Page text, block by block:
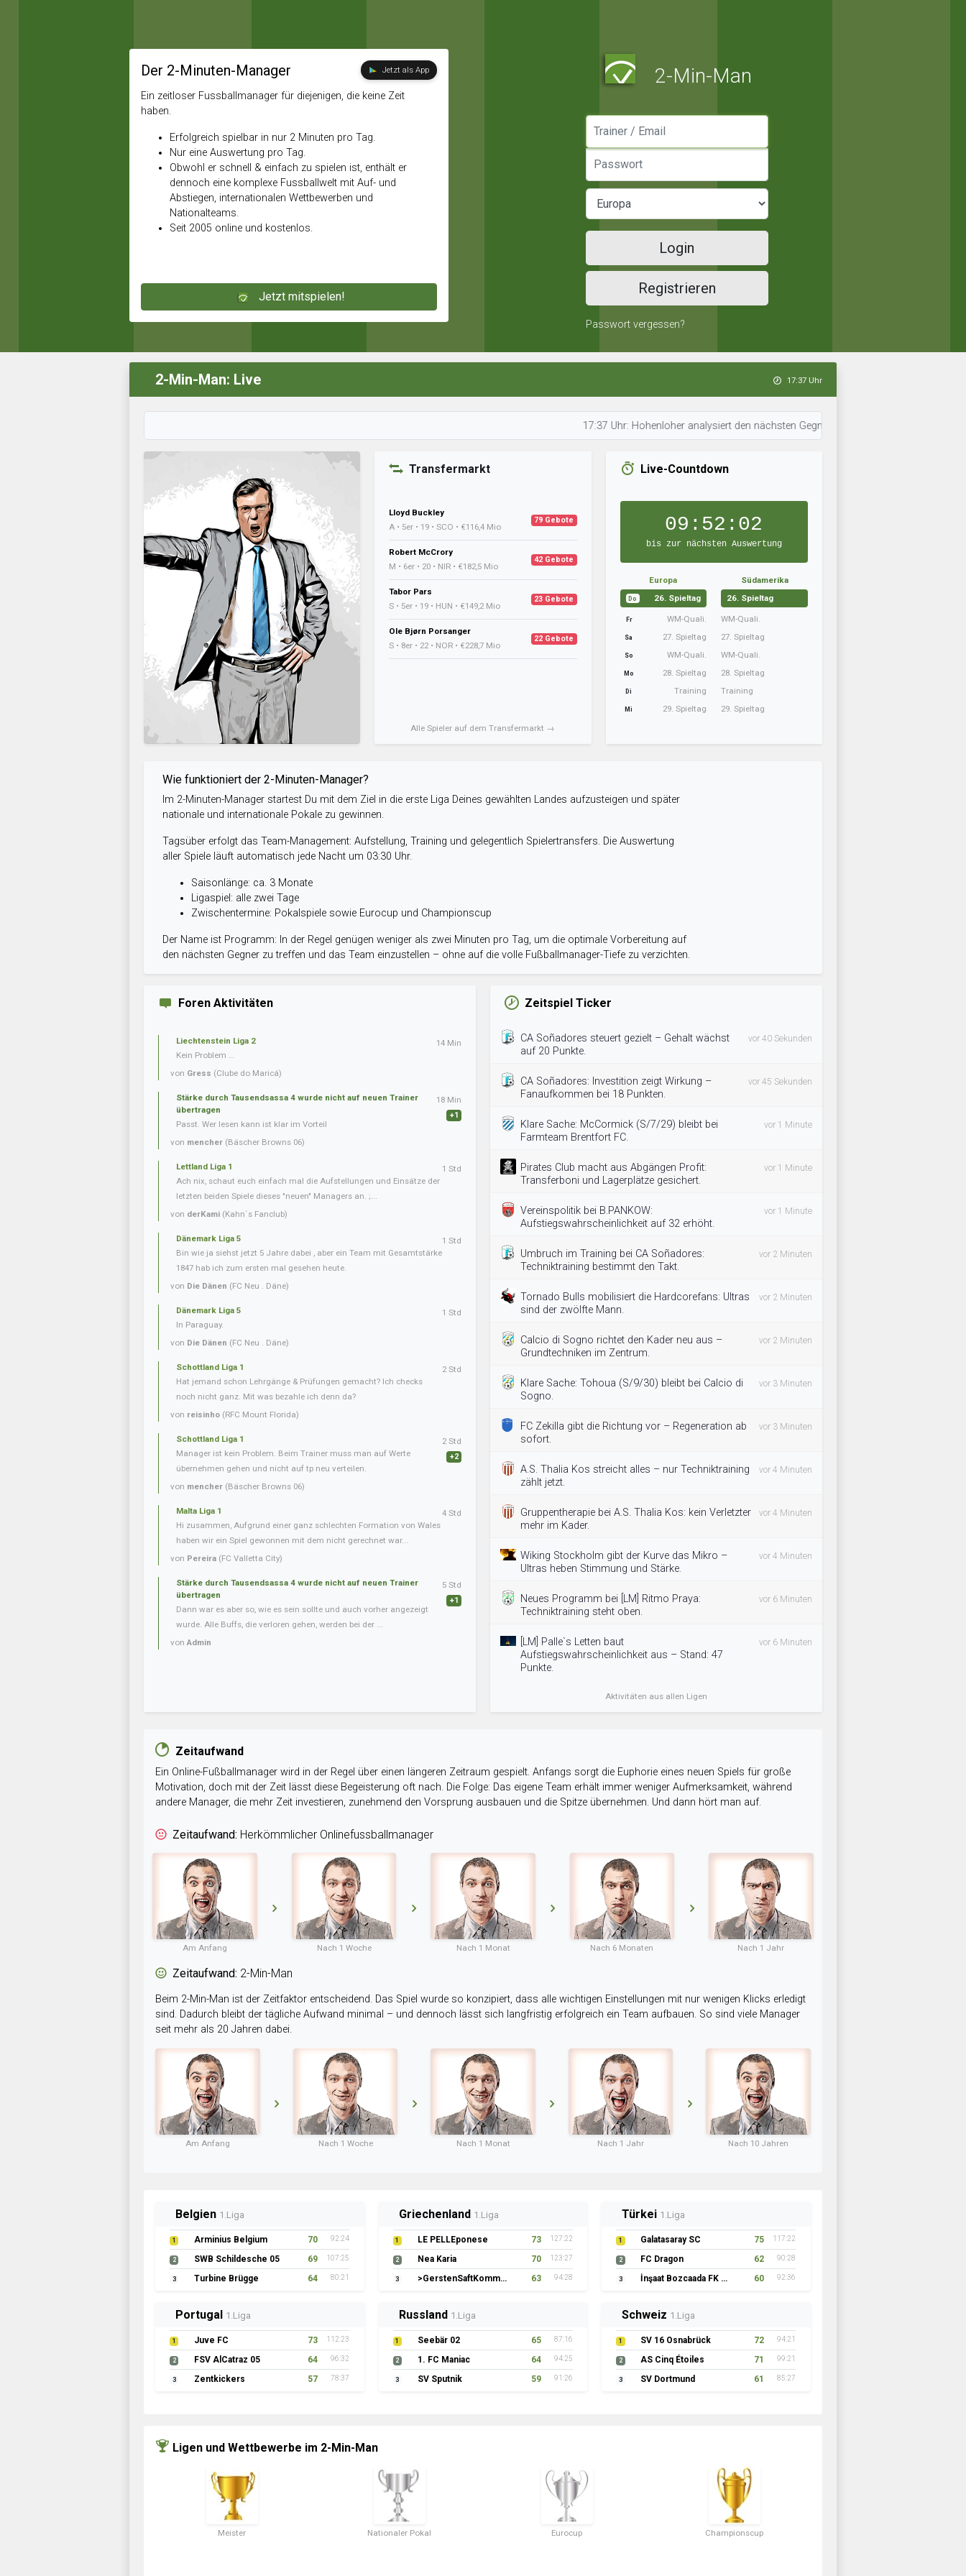
Der 2-Minuten-Manager Jetzt als App
Ein zeitloser Fussballmanager für diejenigen, die keine Zeit
haben.
Erfolgreich spielbar in nur 2 Minuten pro Tag.
Nur eine Auswertung pro Tag.
Obwohl er schnell & einfach zu spielen ist, enthält er
dennoch eine komplexe Fussballwelt mit Auf- und
Abstiegen, internationalen Wettbewerben und
Nationalteams.
Seit 2005 online und kostenlos.
Jetzt mitspielen!
2-Min-Man
Login
Registrieren
Passwort vergessen?
2-Min-Man: Live 17:37 Uhr
17:37 Uhr: Hohenloher analysiert den nächsten Gegner. • 17:37 Uhr: stuttgart ist in
Transfermarkt
Lloyd Buckley
A • 5er • 19 • SCO • €116,4 Mio
79 Gebote
Robert McCrory
M • 6er • 20 • NIR • €182,5 Mio
42 Gebote
Tabor Pars
S • 5er • 19 • HUN • €149,2 Mio
23 Gebote
Ole Bjørn Porsanger
S • 8er • 22 • NOR • €228,7 Mio
22 Gebote
Alle Spieler auf dem Transfermarkt →
Live-Countdown
09:52:01
bis zur nächsten Auswertung
Europa
Do 26. Spieltag
Fr WM-Quali.
Sa 27. Spieltag
So WM-Quali.
Mo 28. Spieltag
Di Training
Mi 29. Spieltag
Südamerika
26. Spieltag
WM-Quali.
27. Spieltag
WM-Quali.
28. Spieltag
Training
29. Spieltag
Wie funktioniert der 2-Minuten-Manager?
Im 2-Minuten-Manager startest Du mit dem Ziel in die erste Liga Deines gewählten Landes aufzusteigen und später
nationale und internationale Pokale zu gewinnen.
Tagsüber erfolgt das Team-Management: Aufstellung, Training und gelegentlich Spielertransfers. Die Auswertung
aller Spiele läuft automatisch jede Nacht um 03:30 Uhr.
Saisonlänge: ca. 3 Monate
Ligaspiel: alle zwei Tage
Zwischentermine: Pokalspiele sowie Eurocup und Championscup
Der Name ist Programm: In der Regel genügen weniger als zwei Minuten pro Tag, um die optimale Vorbereitung auf
den nächsten Gegner zu treffen und das Team einzustellen – ohne auf die volle Fußballmanager-Tiefe zu verzichten.
Foren Aktivitäten
Liechtenstein Liga 2
Kein Problem …
von Gress (Clube do Maricá)
14 Min
Stärke durch Tausendsassa 4 wurde nicht auf neuen Trainer
übertragen
Passt. Wer lesen kann ist klar im Vorteil
von mencher (Bäscher Browns 06)
18 Min
+1
Lettland Liga 1
Ach nix, schaut euch einfach mal die Aufstellungen und Einsätze der
letzten beiden Spiele dieses "neuen" Managers an. ;...
von derKami (Kahn´s Fanclub)
1 Std
Dänemark Liga 5
Bin wie ja siehst jetzt 5 Jahre dabei , aber ein Team mit Gesamtstärke
1847 hab ich zum ersten mal gesehen heute.
von Die Dänen (FC Neu . Däne)
1 Std
Dänemark Liga 5
In Paraguay.
von Die Dänen (FC Neu . Däne)
1 Std
Schottland Liga 1
Hat jemand schon Lehrgänge & Prüfungen gemacht? Ich checks
noch nicht ganz. Mit was bezahle ich denn da?
von reisinho (RFC Mount Florida)
2 Std
Schottland Liga 1
Manager ist kein Problem. Beim Trainer muss man auf Werte
übernehmen gehen und nicht auf tp neu verteilen.
von mencher (Bäscher Browns 06)
2 Std
+2
Malta Liga 1
Hi zusammen, Aufgrund einer ganz schlechten Formation von Wales
haben wir ein Spiel gewonnen mit dem nicht gerechnet war...
von Pereira (FC Valletta City)
4 Std
Stärke durch Tausendsassa 4 wurde nicht auf neuen Trainer
übertragen
Dann war es aber so, wie es sein sollte und auch vorher angezeigt
wurde. Alle Buffs, die verloren gehen, werden bei der ...
vonAdmin
5 Std
+1
Zeitspiel Ticker
CA Soñadores steuert gezielt – Gehalt wächst
auf 20 Punkte.
vor 40 Sekunden
CA Soñadores: Investition zeigt Wirkung –
Fanaufkommen bei 18 Punkten.
vor 45 Sekunden
Klare Sache: McCormick (S/7/29) bleibt bei
Farmteam Brentfort FC.
vor 1 Minute
Pirates Club macht aus Abgängen Profit:
Transferboni und Lagerplätze gesichert.
vor 1 Minute
Vereinspolitik bei B.PANKOW:
Aufstiegswahrscheinlichkeit auf 32 erhöht.
vor 1 Minute
Umbruch im Training bei CA Soñadores:
Techniktraining bestimmt den Takt.
vor 2 Minuten
Tornado Bulls mobilisiert die Hardcorefans: Ultras
sind der zwölfte Mann.
vor 2 Minuten
Calcio di Sogno richtet den Kader neu aus –
Grundtechniken im Zentrum.
vor 2 Minuten
Klare Sache: Tohoua (S/9/30) bleibt bei Calcio di
Sogno.
vor 3 Minuten
FC Zekilla gibt die Richtung vor – Regeneration ab
sofort.
vor 3 Minuten
A.S. Thalia Kos streicht alles – nur Techniktraining
zählt jetzt.
vor 4 Minuten
Gruppentherapie bei A.S. Thalia Kos: kein Verletzter
mehr im Kader.
vor 4 Minuten
Wiking Stockholm gibt der Kurve das Mikro –
Ultras heben Stimmung und Stärke.
vor 4 Minuten
Neues Programm bei [LM] Ritmo Praya:
Techniktraining steht oben.
vor 6 Minuten
[LM] Palle`s Letten baut
Aufstiegswahrscheinlichkeit aus – Stand: 47
Punkte.
vor 6 Minuten
Aktivitäten aus allen Ligen
Zeitaufwand
Ein Online-Fußballmanager wird in der Regel über einen längeren Zeitraum gespielt. Anfangs sorgt die Euphorie eines neuen Spiels für große
Motivation, doch mit der Zeit lässt diese Begeisterung oft nach. Die Folge: Das eigene Team erhält immer weniger Aufmerksamkeit, während
andere Manager, die mehr Zeit investieren, zunehmend den Vorsprung ausbauen und die Spitze übernehmen. Und dann hört man auf.
Zeitaufwand: Herkömmlicher Onlinefussballmanager
Am Anfang Nach 1 Woche Nach 1 Monat Nach 6 Monaten Nach 1 Jahr
Zeitaufwand: 2-Min-Man
Beim 2-Min-Man ist der Zeitfaktor entscheidend. Das Spiel wurde so konzipiert, dass alle wichtigen Einstellungen mit nur wenigen Klicks erledigt
sind. Dadurch bleibt der tägliche Aufwand minimal – und dennoch lässt sich langfristig erfolgreich ein Team aufbauen. So sind viele Manager
seit mehr als 20 Jahren dabei.
Am Anfang Nach 1 Woche Nach 1 Monat Nach 1 Jahr Nach 10 Jahren
Belgien 1.Liga
1 Arminius Belgium 70 92:24
2 SWB Schildesche 05 69 107:25
3 Turbine Brügge 64 80:21
Griechenland 1.Liga
1 LE PELLEponese 73 127:22
2 Nea Karia 70 123:27
3 >GerstenSaftKommando 63 94:28
Türkei 1.Liga
1 Galatasaray SC 75 117:22
2 FC Dragon 62 90:28
3 İnşaat Bozcaada FK 1957 60 92:36
Portugal 1.Liga
1 Juve FC 73 112:23
2 FSV AlCatraz 05 64 96:32
3 Zentkickers 57 78:37
Russland 1.Liga
1 Seebär 02 65 87:16
2 1. FC Maniac 64 94:25
3 SV Sputnik 59 91:26
Schweiz 1.Liga
1 SV 16 Osnabrück 72 94:21
2 AS Cinq Étoiles 71 99:21
3 SV Dortmund 61 85:27
Ligen und Wettbewerbe im 2-Min-Man
Meister Nationaler Pokal Eurocup Championscup